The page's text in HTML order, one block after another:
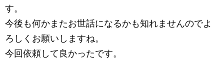
す。
今後も何かまたお世話になるかも知れませんのでよ
ろしくお願いしますね。
今回依頼して良かったです。